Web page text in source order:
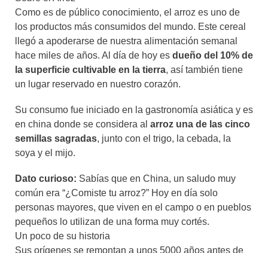
Como es de público conocimiento, el arroz es uno de
los productos más consumidos del mundo. Este cereal
llegó a apoderarse de nuestra alimentación semanal
hace miles de años. Al día de hoy es dueño del 10% de
la superficie cultivable en la tierra, así también tiene
un lugar reservado en nuestro corazón.
Su consumo fue iniciado en la gastronomía asiática y es
en china donde se considera al arroz una de las cinco
semillas sagradas, junto con el trigo, la cebada, la
soya y el mijo.
Dato curioso: Sabías que en China, un saludo muy
común era “¿Comiste tu arroz?” Hoy en día solo
personas mayores, que viven en el campo o en pueblos
pequeños lo utilizan de una forma muy cortés.
Un poco de su historia
Sus orígenes se remontan a unos 5000 años antes de